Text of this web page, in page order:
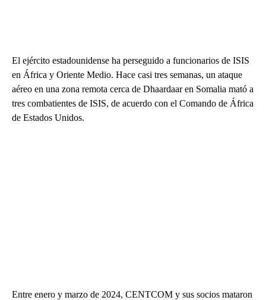
El ejército estadounidense ha perseguido a funcionarios de ISIS
en África y Oriente Medio. Hace casi tres semanas, un ataque
aéreo en una zona remota cerca de Dhaardaar en Somalia mató a
tres combatientes de ISIS, de acuerdo con el Comando de África
de Estados Unidos.
Entre enero y marzo de 2024, CENTCOM y sus socios mataron